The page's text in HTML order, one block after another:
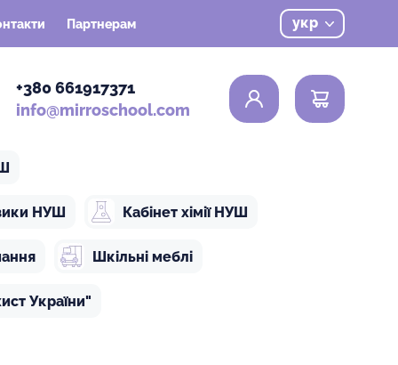
Партнерам укр
+380 661917371
info@mirroschool.com
0
НУШ Кабінет хімії НУШ
Шкільні меблі
України"